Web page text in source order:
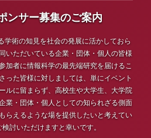
ンサー募集のご案内
学術の知見を社会の発展に活かしておら
いただいている企業・団体・個人の皆様
加者に情報科学の最先端研究を届けるこ
った皆様に対しましては、単にイベント
ルに留まらず、高校生や大学生、大学院
業・団体・個人としての知られざる側面
らえるような場を提供したいと考えてい
討いただけますと幸いです。